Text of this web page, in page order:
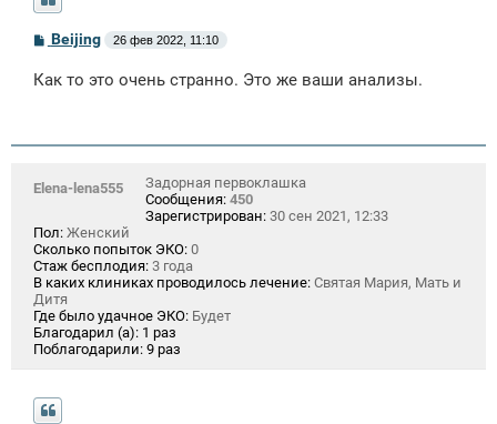
С
б
и
Beijing 26 фев 2022, 11:10
Как то это очень странно. Это же ваши анализы.
Elena-lena555
Задорная первоклашка
Сообщения: 450
Зарегистрирован: 30 сен 2021, 12:33
Пол: Женский
Сколько попыток ЭКО: 0
Стаж бесплодия: 3 года
В каких клиниках проводилось лечение: Святая Мария, Мать и
Дитя
Где было удачное ЭКО: Будет
Благодарил (а): 1 раз
Поблагодарили: 9 раз